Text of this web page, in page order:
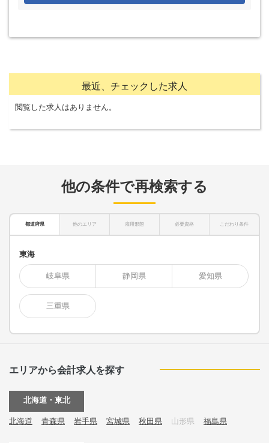
最近、チェックした求人
閲覧した求人はありません。
他の条件で再検索する
都道府県 他のエリア 雇用形態 必要資格 こだわり条件
東海
岐阜県 静岡県 愛知県
三重県
エリアから会計求人を探す
北海道・東北
北海道 青森県 岩手県 宮城県 秋田県 山形県 福島県